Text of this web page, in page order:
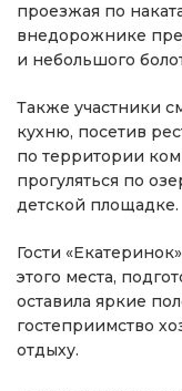
проезжая по
внедорожнике
и небольшого
Также участники
кухню, посетив
по территории
прогуляться по
детской площадке.
Гости
этого места,
оставила яркие
гостеприимство
отдыху.